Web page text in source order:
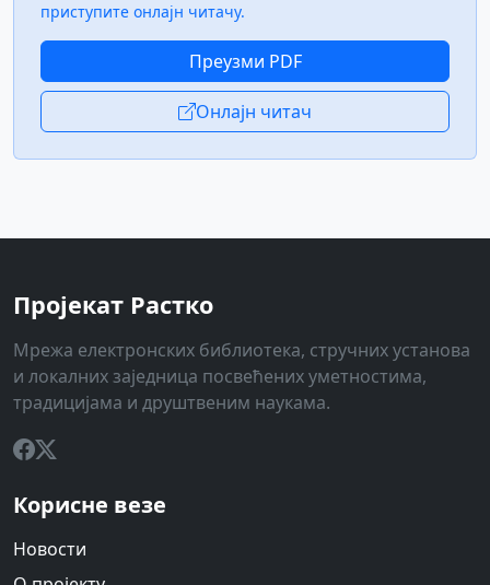
приступите онлајн читачу.
Преузми PDF
Онлајн читач
Пројекат Растко
Мрежа електронских библиотека, стручних установа
и локалних заједница посвећених уметностима,
традицијама и друштвеним наукама.
Корисне везе
Новости